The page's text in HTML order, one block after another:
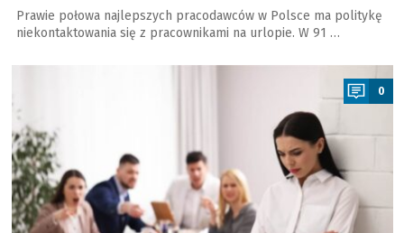
Prawie połowa najlepszych pracodawców w Polsce ma politykę
niekontaktowania się z pracownikami na urlopie. W 91 …
0